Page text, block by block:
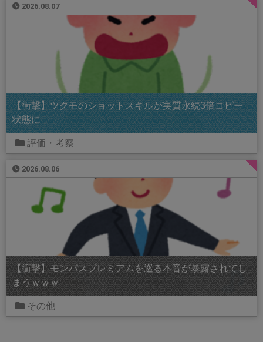
2026.08.07
【衝撃】ツクモのショットスキルが実質永続3倍コピー
状態に
評価・考察
2026.08.06
【衝撃】モンパスプレミアムを巡る本音が暴露されてし
まうｗｗｗ
その他